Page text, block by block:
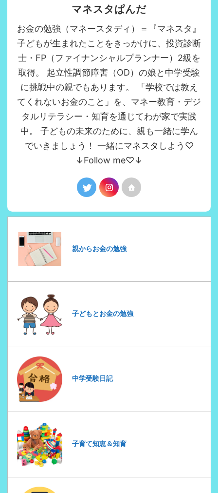
マネスタぱんだ
お金の勉強（マネースタディ）＝『マネスタ』
子どもが生まれたことをきっかけに、投資診断
士・FP（ファイナンシャルプランナー）2級を
取得。 起立性調節障害（OD）の娘と中学受験
に挑戦中の親でもあります。 「学校では教え
てくれないお金のこと」を、マネー教育・デジ
タルリテラシー・知育を通じてわが家で実践
中。 子どもの未来のために、親も一緒に学ん
でいきましょう！ 一緒にマネスタしよう♡
↓Follow me♡↓
親からお金の勉強
子どもとお金の勉強
中学受験日記
子育て知恵＆知育